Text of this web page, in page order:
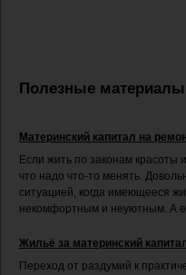
Полезные
Материнский капитал на
Если жить по законам
что надо что-то менять.
ситуацией, когда имеющееся
некомфортным и неуютным. А е
Жильё за материнский
Переход от раздумий к